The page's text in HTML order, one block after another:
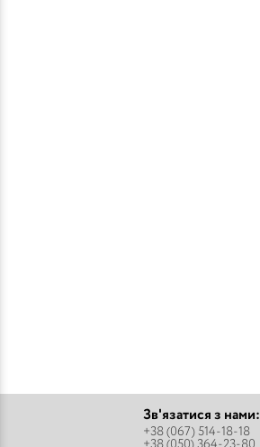
Зв'язатися з нами:
+38 (067) 514-18-18
+38 (050) 364-23-80